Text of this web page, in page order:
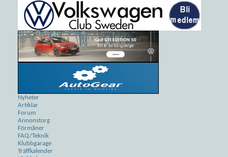
Nyheter
Artiklar
Forum
Annonstorg
Förmåner
FAQ/Teknik
Klubbgarage
Träffkalender